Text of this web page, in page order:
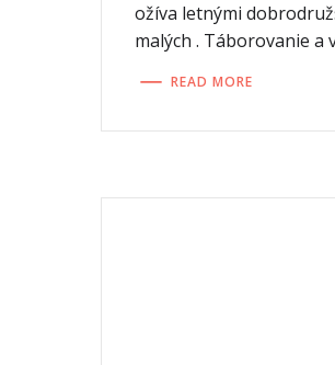
ožíva letnými
malých . Táborovanie a
READ MORE